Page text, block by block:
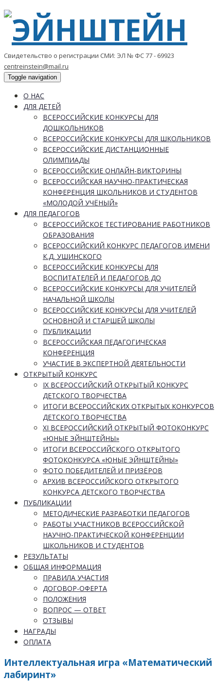
Свидетельство о регистрации СМИ: ЭЛ № ФС 77 - 69923
centreinstein@mail.ru
Toggle navigation
О НАС
ДЛЯ ДЕТЕЙ
ВСЕРОССИЙСКИЕ КОНКУРСЫ ДЛЯ
ДОШКОЛЬНИКОВ
ВСЕРОССИЙСКИЕ КОНКУРСЫ ДЛЯ ШКОЛЬНИКОВ
ВСЕРОССИЙСКИЕ ДИСТАНЦИОННЫЕ
ОЛИМПИАДЫ
ВСЕРОССИЙСКИЕ ОНЛАЙН-ВИКТОРИНЫ
ВСЕРОССИЙСКАЯ НАУЧНО-ПРАКТИЧЕСКАЯ
КОНФЕРЕНЦИЯ ШКОЛЬНИКОВ И СТУДЕНТОВ
«МОЛОДОЙ УЧЁНЫЙ»
ДЛЯ ПЕДАГОГОВ
ВСЕРОССИЙСКОЕ ТЕСТИРОВАНИЕ РАБОТНИКОВ
ОБРАЗОВАНИЯ
ВСЕРОССИЙСКИЙ КОНКУРС ПЕДАГОГОВ ИМЕНИ
К.Д. УШИНСКОГО
ВСЕРОССИЙСКИЕ КОНКУРСЫ ДЛЯ
ВОСПИТАТЕЛЕЙ И ПЕДАГОГОВ ДО
ВСЕРОССИЙСКИЕ КОНКУРСЫ ДЛЯ УЧИТЕЛЕЙ
НАЧАЛЬНОЙ ШКОЛЫ
ВСЕРОССИЙСКИЕ КОНКУРСЫ ДЛЯ УЧИТЕЛЕЙ
ОСНОВНОЙ И СТАРШЕЙ ШКОЛЫ
ПУБЛИКАЦИИ
ВСЕРОССИЙСКАЯ ПЕДАГОГИЧЕСКАЯ
КОНФЕРЕНЦИЯ
УЧАСТИЕ В ЭКСПЕРТНОЙ ДЕЯТЕЛЬНОСТИ
ОТКРЫТЫЙ КОНКУРС
IX ВСЕРОССИЙСКИЙ ОТКРЫТЫЙ КОНКУРС
ДЕТСКОГО ТВОРЧЕСТВА
ИТОГИ ВСЕРОССИЙСКИХ ОТКРЫТЫХ КОНКУРСОВ
ДЕТСКОГО ТВОРЧЕСТВА
XI ВСЕРОССИЙСКИЙ ОТКРЫТЫЙ ФОТОКОНКУРС
«ЮНЫЕ ЭЙНШТЕЙНЫ»
ИТОГИ ВСЕРОССИЙСКОГО ОТКРЫТОГО
ФОТОКОНКУРСА «ЮНЫЕ ЭЙНШТЕЙНЫ»
ФОТО ПОБЕДИТЕЛЕЙ И ПРИЗЁРОВ
АРХИВ ВСЕРОССИЙСКОГО ОТКРЫТОГО
КОНКУРСА ДЕТСКОГО ТВОРЧЕСТВА
ПУБЛИКАЦИИ
МЕТОДИЧЕСКИЕ РАЗРАБОТКИ ПЕДАГОГОВ
РАБОТЫ УЧАСТНИКОВ ВСЕРОССИЙСКОЙ
НАУЧНО-ПРАКТИЧЕСКОЙ КОНФЕРЕНЦИИ
ШКОЛЬНИКОВ И СТУДЕНТОВ
РЕЗУЛЬТАТЫ
ОБЩАЯ ИНФОРМАЦИЯ
ПРАВИЛА УЧАСТИЯ
ДОГОВОР-ОФЕРТА
ПОЛОЖЕНИЯ
ВОПРОС — ОТВЕТ
ОТЗЫВЫ
НАГРАДЫ
ОПЛАТА
Интеллектуальная игра «Математический
лабиринт»